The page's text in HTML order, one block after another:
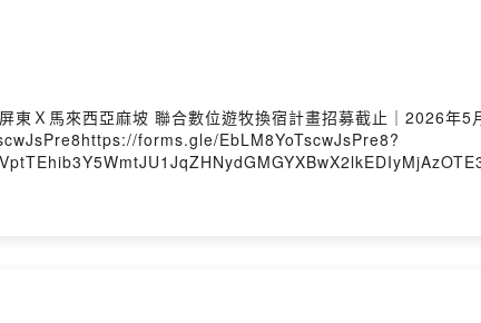
來西亞麻坡 聯合數位遊牧換宿計畫招募截止｜2026年5
forms.gle/EbLM8YoTscwJsPre8?
（吉隆坡）--🐦 商業合作請寄信至